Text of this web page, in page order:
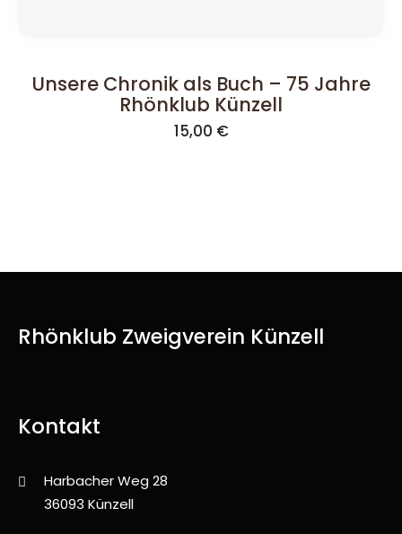
Unsere Chronik als Buch – 75 Jahre
Rhönklub Künzell
15,00 €
Rhönklub Zweigverein Künzell
Kontakt
Harbacher Weg 28
36093 Künzell